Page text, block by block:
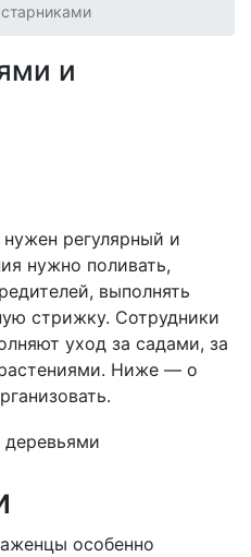
и
регулярный и
нужно поливать,
выполнять
стрижку. Сотрудники
уход за садами, за
Ниже — о
особенно